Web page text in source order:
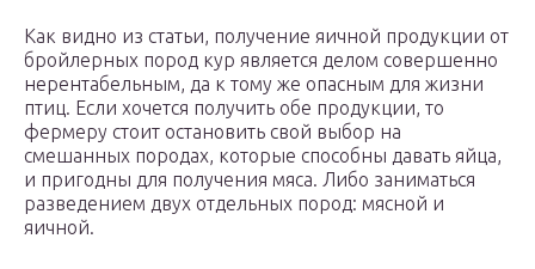
Как видно из статьи, получение яичной продукции от
бройлерных пород кур является делом совершенно
нерентабельным, да к тому же опасным для жизни
птиц. Если хочется получить обе продукции, то
фермеру стоит остановить свой выбор на
смешанных породах, которые способны давать яйца,
и пригодны для получения мяса. Либо заниматься
разведением двух отдельных пород: мясной и
яичной.